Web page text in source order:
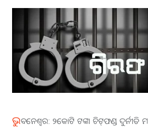
ଭୁବନେଶ୍ବର: ୨କୋଟି ଟଙ୍କା ଚିଟ୍‌ଫଣ୍ଡ